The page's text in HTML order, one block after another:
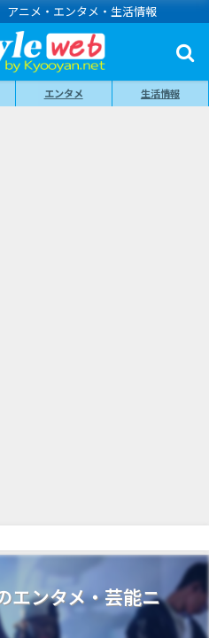
ニメ・エンタメ・生活情報
エンタメ 生活情報
エンタメ・芸能ニ